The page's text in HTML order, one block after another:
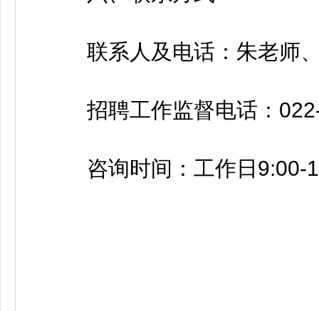
联系人及电话：朱老师、
招聘工作监督电话：
咨询时间：工作日9:00-